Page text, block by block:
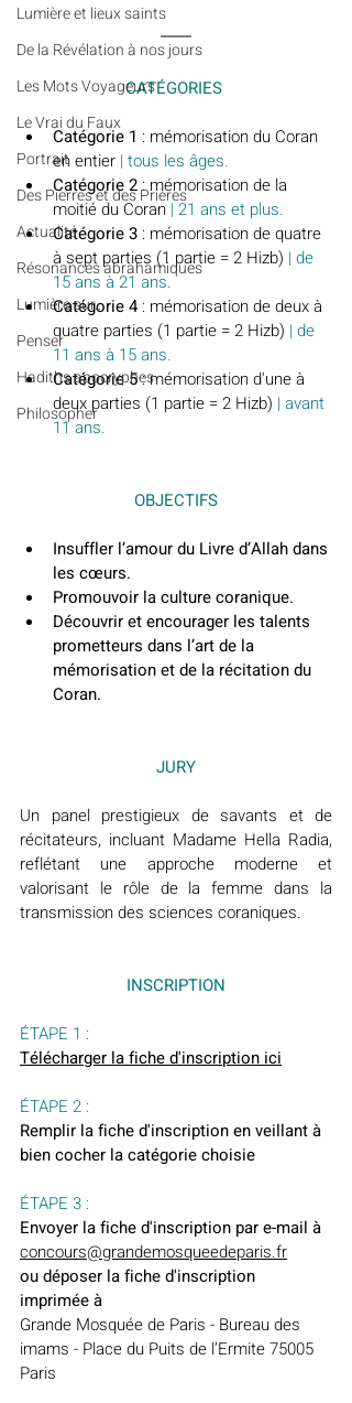
Lumière et lieux saints
De la Révélation à nos jours
Les Mots Voyageurs
Le Vrai du Faux
Portrait
Des Pierres et des Prières
Actualité
Résonances abrahamiques
Lumière sur...
Penser
Hadiths apocryphes
Philosopher
CATÉGORIES
Catégorie 1 : mémorisation du Coran
en entier | tous les âges.
Catégorie 2 : mémorisation de la
moitié du Coran | 21 ans et plus.
Catégorie 3 : mémorisation de quatre
à sept parties (1 partie = 2 Hizb) | de
15 ans à 21 ans.
Catégorie 4 : mémorisation de deux à
quatre parties (1 partie = 2 Hizb) | de
11 ans à 15 ans.
Catégorie 5 : mémorisation d'une à
deux parties (1 partie = 2 Hizb) | avant
11 ans.
OBJECTIFS
Insuffler l’amour du Livre d’Allah dans
les cœurs.
Promouvoir la culture coranique.
Découvrir et encourager les talents
prometteurs dans l’art de la
mémorisation et de la récitation du
Coran.
JURY
Un panel prestigieux de savants et de
récitateurs, incluant Madame Hella Radia,
reflétant une approche moderne et
valorisant le rôle de la femme dans la
transmission des sciences coraniques.
INSCRIPTION
ÉTAPE 1 :
Télécharger la fiche d'inscription ici
ÉTAPE 2 :
Remplir la fiche d'inscription en veillant à
bien cocher la catégorie choisie
ÉTAPE 3 :
Envoyer la fiche d'inscription par e-mail à
concours@grandemosqueedeparis.fr
ou déposer la fiche d'inscription
imprimée à
Grande Mosquée de Paris - Bureau des
imams - Place du Puits de l’Ermite 75005
Paris